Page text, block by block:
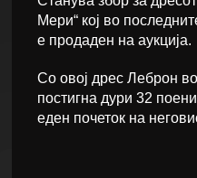
Мери“ кој во
е продаден на аукција.
Со овој дрес Леброн
постигна дури 32
еден почеток на